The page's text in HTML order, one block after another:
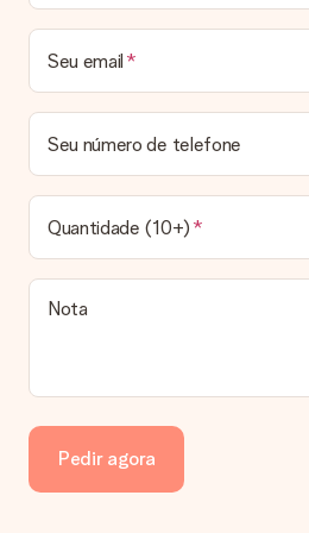
Prazo de entrega, opções
de envio
Posso escolher uma data
Infelizmente, não é possível
para entrega. Assim que
confirmação com as datas
enviada por email. Assim que o
transportadora ficará encarregada
Qual é o prazo de entrega e
presente?
Todos os prazos de entrega podem
página do produto em questão.
Quais opções de entrega posso
Infelizmente, ainda não é possível
entrega. Todos os pedidos são
envelope de cartão. Gostaria de
pedido se enquadra? Por favor
Seu email
Seu número de telefone
Quantidade (10+)
Nota
Pedir agora